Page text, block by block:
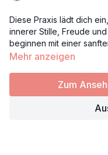
Diese Praxis lädt dich
innerer Stille, Freude
beginnen mit einer
den Fluss zu bringen
tiefer Entspannung, die
Mehr anzeigen
Zum